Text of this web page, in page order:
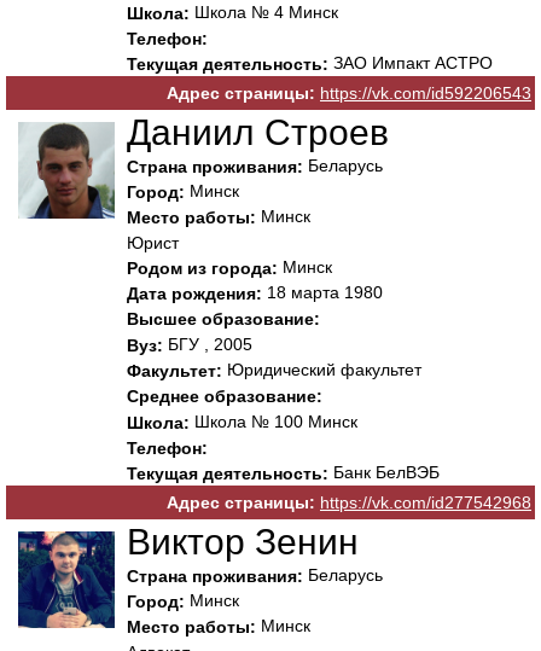
Школа: Школа № 4 Минск
Телефон:
Текущая деятельность: ЗАО Импакт АСТРО
Адрес страницы: https://vk.com/id592206543
Даниил Строев
Страна проживания: Беларусь
Город: Минск
Место работы: Минск
Юрист
Родом из города: Минск
Дата рождения: 18 марта 1980
Высшее образование:
Вуз: БГУ , 2005
Факультет: Юридический факультет
Среднее образование:
Школа: Школа № 100 Минск
Телефон:
Текущая деятельность: Банк БелВЭБ
Адрес страницы: https://vk.com/id277542968
Виктор Зенин
Страна проживания: Беларусь
Город: Минск
Место работы: Минск